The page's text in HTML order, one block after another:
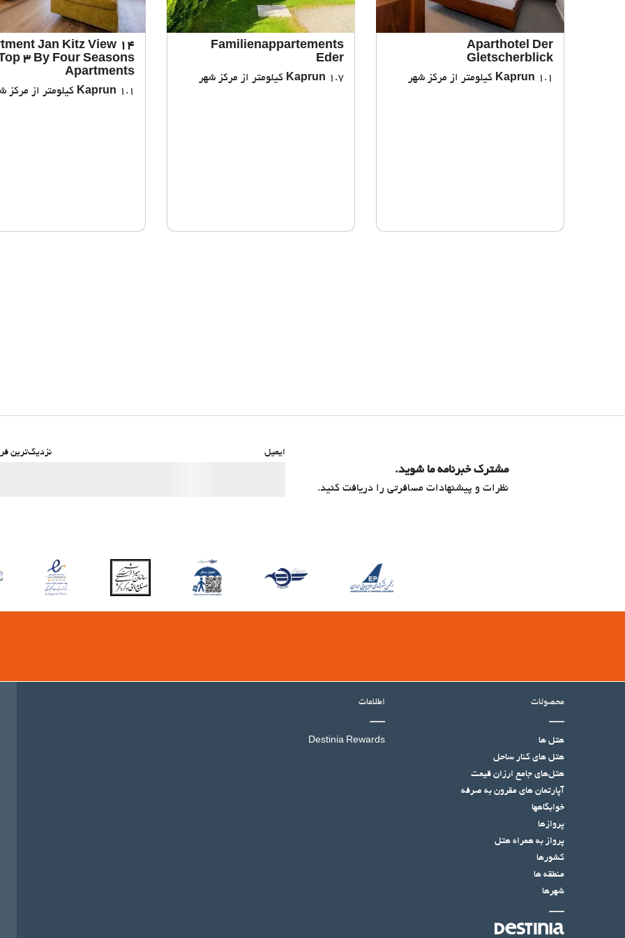
Aparthotel Der
Gletscherblick
Kaprun 1.1 کیلومتر از مرکز شهر
Familienappartements
Eder
Kaprun 1.7 کیلومتر از مرکز شهر
Jan Kitz View 14
3 By Four Seasons
Apartments
Kaprun 1.1 کیلومتر از مرکز شهر
مشترک خبرنامه ما شوید.
نظرات و پیشنهادات مسافرتی را دریافت کنید.
ایمیل نزدیک‌ترین
محصولات
هتل ها
هتل‌ های کنار ساحل
هتل‌های جامع ارزان قیمت
آپارتمان های مقرون به صرفه
خوابگاهها
پروازها
پرواز به همراه هتل
کشورها
منطقه ها
شهرها
اطلاعات
Destinia Rewards